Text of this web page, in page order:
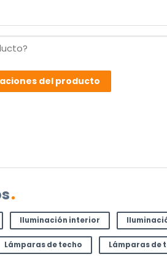
del producto
Iluminación interior
Lámparas de techo Lámparas de